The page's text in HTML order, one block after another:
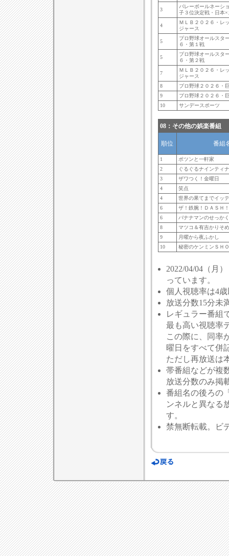
3
バレーボールネーシ
子３位決定戦・日本×
4
ＭＬＢ２０２６・レ
ジャース
5
プロ野球オールスタ
６・第１戦
5
プロ野球オールスタ
６・第２戦
7
ＭＬＢ２０２６・レ
ジャース
8
プロ野球２０２６・
9
プロ野球２０２６・
10
サンデースポーツ
08：その他の娯楽番組
順位 番組
1
ポツンと一軒家
2
ぐるぐるナインティ
3
ザワつく！金曜日
4
笑点
4
世界の果てまでイッ
6
ザ！鉄腕！ＤＡＳＨ
6
バナナマンのせっか
8
マツコ＆有吉かりそ
9
月曜から夜ふかし
10
秘密のケンミンＳＨ
2022/04/04（月
っています。
個人視聴率は4
放送分数15分未
レギュラー番組
最も高い視聴率
この際に、同率
曜日をすべて併
ただし再放送は
帯番組などが複
放送分数のみ掲
番組名の後ろの
ンネルと異なる
す。
禁無断転載。ビ